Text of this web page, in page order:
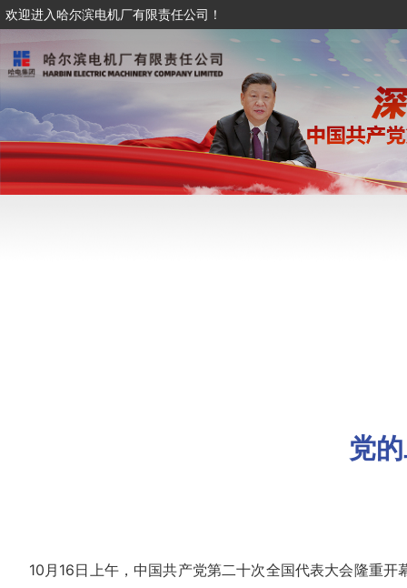
欢迎进入哈尔滨电机厂有限责任公司！
党
10月16日上午，中国共产党第二十次全国代表大会隆重